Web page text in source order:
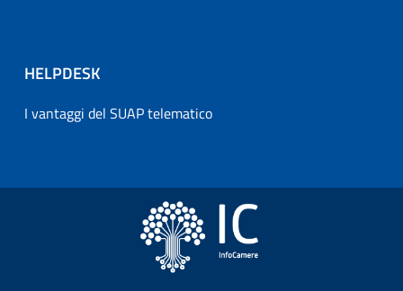
HELPDESK
I vantaggi del SUAP telematico